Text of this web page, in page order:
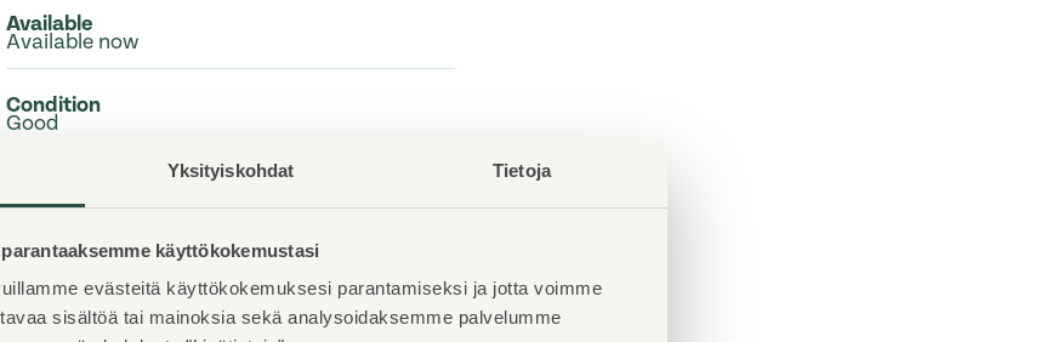
Yksityiskohdat Tietoja
käyttökokemustasi
evästeitä käyttökokemuksesi parantamiseksi ja jotta voimme
sisältöä tai mainoksia sekä analysoidaksemme palvelumme
Available
Available now
Condition
Good
Allowed
DNA Welho